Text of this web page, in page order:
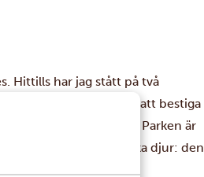
Hittills har jag stått på två
längtar jag redan efter att bestiga
och Muhabura. Parken är
Ugandas mest ikoniska djur: den